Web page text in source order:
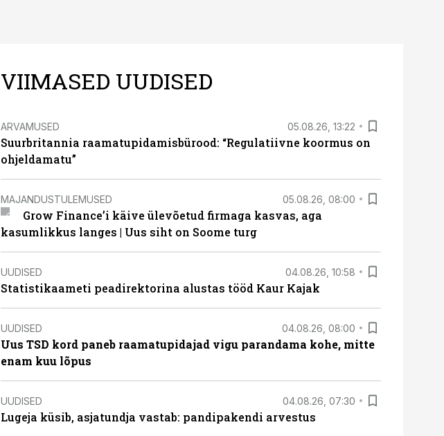
VIIMASED UUDISED
ARVAMUSED 05.08.26, 13:22
Suurbritannia raamatupidamisbürood: “Regulatiivne koormus on
ohjeldamatu”
MAJANDUSTULEMUSED 05.08.26, 08:00
Grow Finance’i käive ülevõetud firmaga kasvas, aga
kasumlikkus langes | Uus siht on Soome turg
UUDISED 04.08.26, 10:58
Statistikaameti peadirektorina alustas tööd Kaur Kajak
UUDISED 04.08.26, 08:00
Uus TSD kord paneb raamatupidajad vigu parandama kohe, mitte
enam kuu lõpus
UUDISED 04.08.26, 07:30
Lugeja küsib, asjatundja vastab: pandipakendi arvestus